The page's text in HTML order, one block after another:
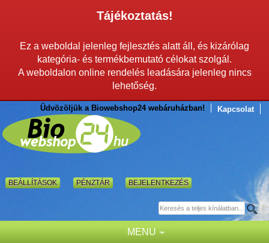
Tájékoztatás!
Ez a weboldal jelenleg fejlesztés alatt áll, és kizárólag
kategória- és termékbemutató célokat szolgál.
A weboldalon online rendelés leadására jelenleg nincs
lehetőség.
Üdvözöljük a Biowebshop24 webáruházban! Kapcsolat
BEÁLLÍTÁSOK PÉNZTÁR BEJELENTKEZÉS
MENU